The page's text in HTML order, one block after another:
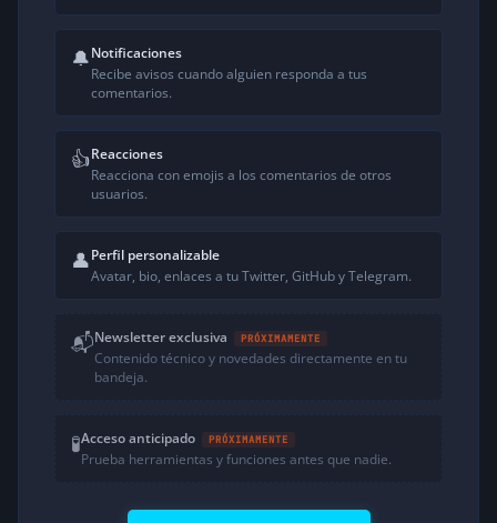
Se me olvidaba… un ejemplo aun más
Fonality compra «TrixBox» que es una
distribución opensource basada en CentOS y
que incluye Asterisk y FreePBX.
Un saludo
hace 20 años
🔔Notificaciones
Recibe avisos cuando alguien responda a tus
comentarios.
👍Reacciones
Reacciona con emojis a los comentarios de otros
usuarios.
👤Perfil personalizable
Avatar, bio, enlaces a tu Twitter, GitHub y Telegram.
📬Newsletter exclusiva PRÓXIMAMENTE
Contenido técnico y novedades directamente en tu
bandeja.
🧪Acceso anticipado PRÓXIMAMENTE
Prueba herramientas y funciones antes que nadie.